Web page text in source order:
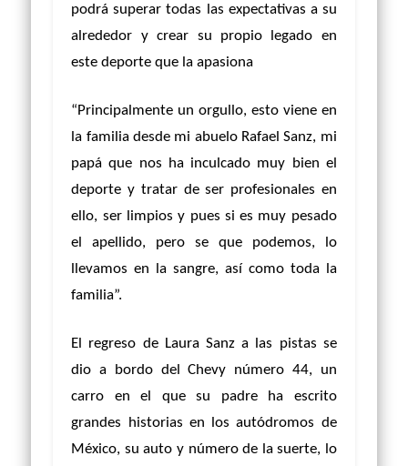
podrá superar todas las expectativas a su
alrededor y crear su propio legado en
este deporte que la apasiona
“Principalmente un orgullo, esto viene en
la familia desde mi abuelo Rafael Sanz, mi
papá que nos ha inculcado muy bien el
deporte y tratar de ser profesionales en
ello, ser limpios y pues si es muy pesado
el apellido, pero se que podemos, lo
llevamos en la sangre, así como toda la
familia”.
El regreso de Laura Sanz a las pistas se
dio a bordo del Chevy número 44, un
carro en el que su padre ha escrito
grandes historias en los autódromos de
México, su auto y número de la suerte, lo